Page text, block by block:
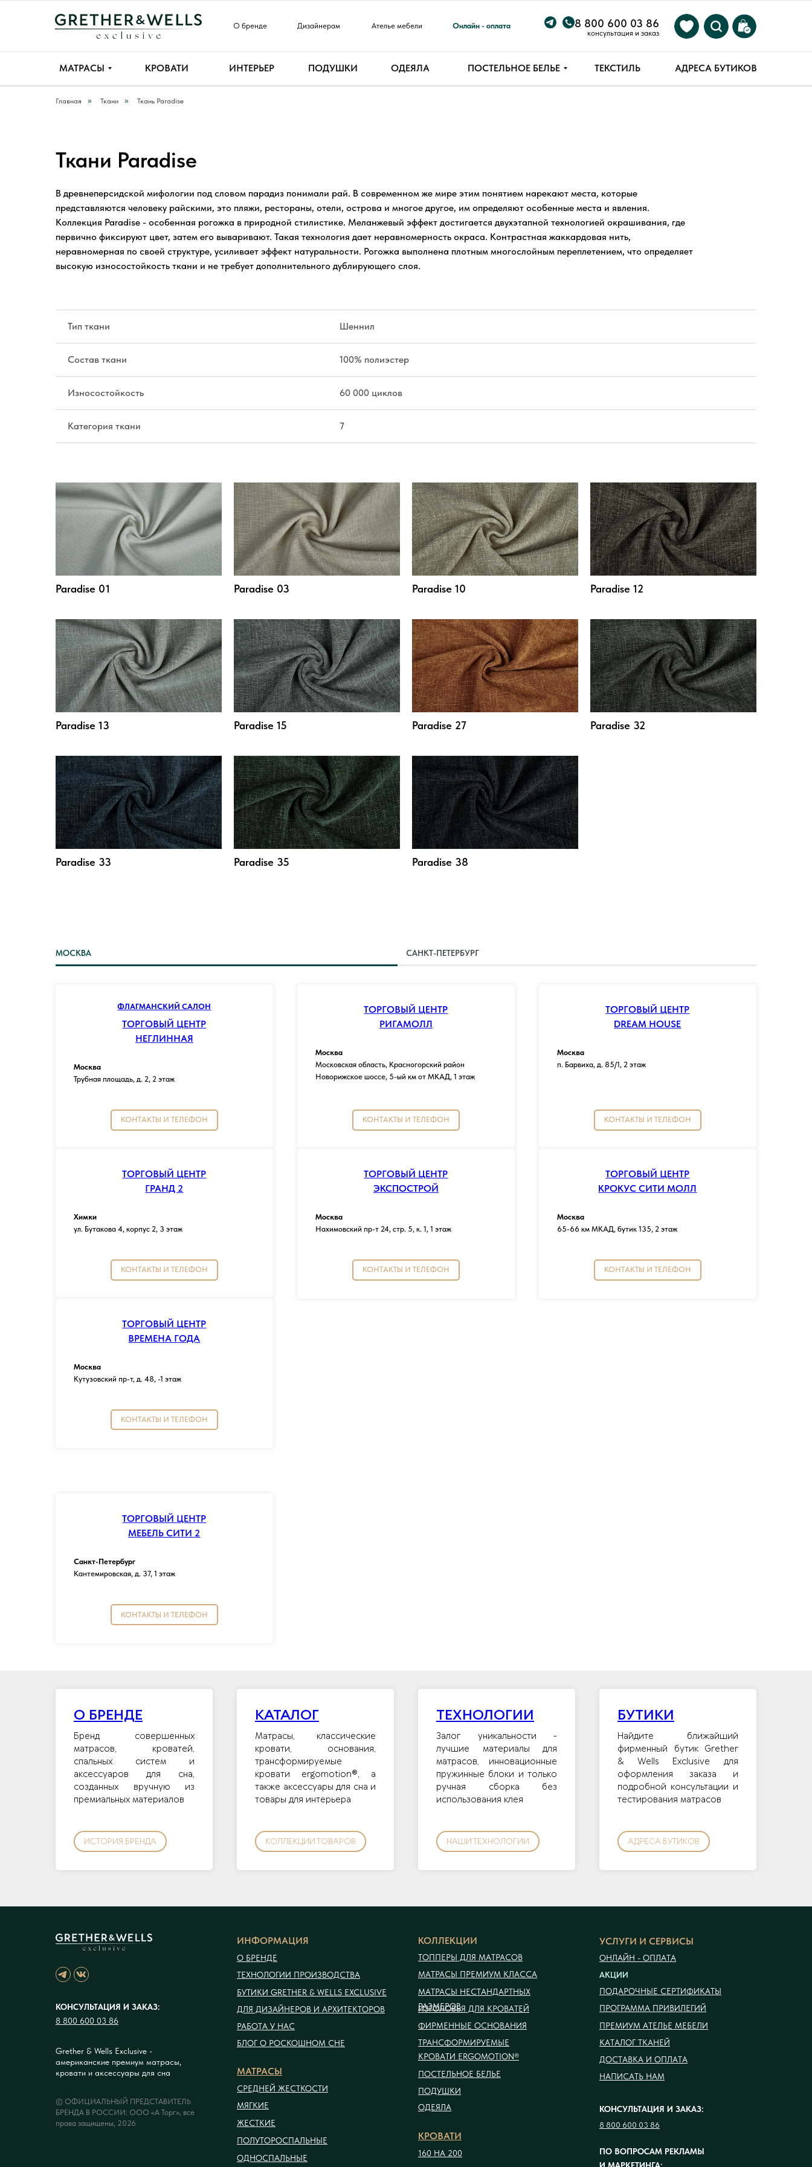
Онлайн - оплата
Ателье мебели
Дизайнерам
О бренде
консультация и заказ
8 800 600 03 86
МАТРАСЫ ПОДУШКИ ОДЕЯЛА ПОСТЕЛЬНОЕ БЕЛЬЕ
КРОВАТИ ИНТЕРЬЕР АДРЕСА БУТИКОВ
ТЕКСТИЛЬ
Главная » Ткани » Ткань Paradise
Ткани Paradise
В древнеперсидской мифологии под словом парадиз понимали рай. В современном же мире этим понятием нарекают места, которые
представляются человеку райскими, это пляжи, рестораны, отели, острова и многое другое, им определяют особенные места и явления.
Коллекция Paradise - особенная рогожка в природной стилистике. Меланжевый эффект достигается двухэтапной технологией окрашивания, где
первично фиксируют цвет, затем его вываривают. Такая технология дает неравномерность окраса. Контрастная жаккардовая нить,
неравномерная по своей структуре, усиливает эффект натуральности. Рогожка выполнена плотным многослойным переплетением, что определяет
высокую износостойкость ткани и не требует дополнительного дублирующего слоя.
Тип ткани Шеннил
Состав ткани 100% полиэстер
Износостойкость 60 000 циклов
Категория ткани 7
Paradise 01 Paradise 03 Paradise 10 Paradise 12
Paradise 13 Paradise 15 Paradise 27 Paradise 32
Paradise 33 Paradise 35 Paradise 38
МОСКВА САНКТ-ПЕТЕРБУРГ
ФЛАГМАНСКИЙ САЛОН
ТОРГОВЫЙ ЦЕНТР
НЕГЛИННАЯ
Москва
Трубная площадь, д. 2, 2 этаж
КОНТАКТЫ И ТЕЛЕФОН
ТОРГОВЫЙ ЦЕНТР
РИГАМОЛЛ
Москва
Московская область, Красногорский район
Новорижское шоссе, 5-ый км от МКАД, 1 этаж
КОНТАКТЫ И ТЕЛЕФОН
ТОРГОВЫЙ ЦЕНТР
DREAM HOUSE
Москва
п. Барвиха, д. 85/1, 2 этаж
КОНТАКТЫ И ТЕЛЕФОН
ТОРГОВЫЙ ЦЕНТР
ГРАНД 2
Химки
ул. Бутакова 4, корпус 2, 3 этаж
КОНТАКТЫ И ТЕЛЕФОН
ТОРГОВЫЙ ЦЕНТР
ЭКСПОСТРОЙ
Москва
Нахимовский пр-т 24, стр. 5, к. 1, 1 этаж
КОНТАКТЫ И ТЕЛЕФОН
ТОРГОВЫЙ ЦЕНТР
КРОКУС СИТИ МОЛЛ
Москва
65-66 км МКАД, бутик 135, 2 этаж
КОНТАКТЫ И ТЕЛЕФОН
ТОРГОВЫЙ ЦЕНТР
ВРЕМЕНА ГОДА
Москва
Кутузовский пр-т, д. 48, -1 этаж
КОНТАКТЫ И ТЕЛЕФОН
ТОРГОВЫЙ ЦЕНТР
МЕБЕЛЬ СИТИ 2
Санкт-Петербург
Кантемировская, д. 37, 1 этаж
КОНТАКТЫ И ТЕЛЕФОН
О БРЕНДЕ
Бренд совершенных
матрасов, кроватей,
спальных систем и
аксессуаров для сна,
созданных вручную из
премиальных материалов
ИСТОРИЯ БРЕНДА
КАТАЛОГ
Матрасы, классические
кровати, основания,
трансформируемые
кровати ergomotion®, а
также аксессуары для сна и
товары для интерьера
КОЛЛЕКЦИИ ТОВАРОВ
ТЕХНОЛОГИИ
Залог уникальности -
лучшие материалы для
матрасов, инновационные
пружинные блоки и только
ручная сборка без
использования клея
НАШИ ТЕХНОЛОГИИ
БУТИКИ
Найдите ближайший
фирменный бутик Grether
& Wells Exclusive для
оформления заказа и
подробной консультации и
тестирования матрасов
АДРЕСА БУТИКОВ
ИНФОРМАЦИЯ
О БРЕНДЕ
ТЕХНОЛОГИИ ПРОИЗВОДСТВА
БУТИКИ GRETHER & WELLS EXCLUSIVE
ДЛЯ ДИЗАЙНЕРОВ И АРХИТЕКТОРОВ
РАБОТА У НАС
БЛОГ О РОСКОШНОМ СНЕ
МАТРАСЫ
СРЕДНЕЙ ЖЕСТКОСТИ
МЯГКИЕ
ЖЕСТКИЕ
ПОЛУТОРОСПАЛЬНЫЕ
ОДНОСПАЛЬНЫЕ
КРОВАТИ
160 НА 200
КОЛЛЕКЦИИ
ТОППЕРЫ ДЛЯ МАТРАСОВ
МАТРАСЫ ПРЕМИУМ КЛАССА
МАТРАСЫ НЕСТАНДАРТНЫХ
РАЗМЕРОВ
ИЗГОЛОВЬЯ ДЛЯ КРОВАТЕЙ
ФИРМЕННЫЕ ОСНОВАНИЯ
ТРАНСФОРМИРУЕМЫЕ
КРОВАТИ ERGOMOTION®
ПОСТЕЛЬНОЕ БЕЛЬЕ
ПОДУШКИ
ОДЕЯЛА
КОНСУЛЬТАЦИЯ И ЗАКАЗ:
8 800 600 03 86
Grether & Wells Exclusive -
американские премиум матрасы,
кровати и аксессуары для сна
© ОФИЦИАЛЬНЫЙ ПРЕДСТАВИТЕЛЬ
БРЕНДА В РОССИИ: ООО «А Торг», все
права защищены, 2026
УСЛУГИ И СЕРВИСЫ
КОНСУЛЬТАЦИЯ И ЗАКАЗ:
8 800 600 03 86
АКЦИИ
ОНЛАЙН - ОПЛАТА
ПОДАРОЧНЫЕ СЕРТИФИКАТЫ
ПРОГРАММА ПРИВИЛЕГИЙ
ПРЕМИУМ АТЕЛЬЕ МЕБЕЛИ
КАТАЛОГ ТКАНЕЙ
ДОСТАВКА И ОПЛАТА
ПО ВОПРОСАМ РЕКЛАМЫ
НАПИСАТЬ НАМ